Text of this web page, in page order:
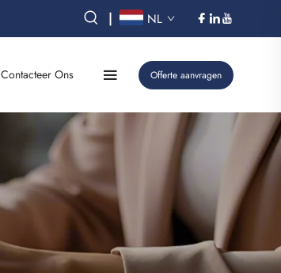
| NL
Contacteer Ons Offerte aanvragen